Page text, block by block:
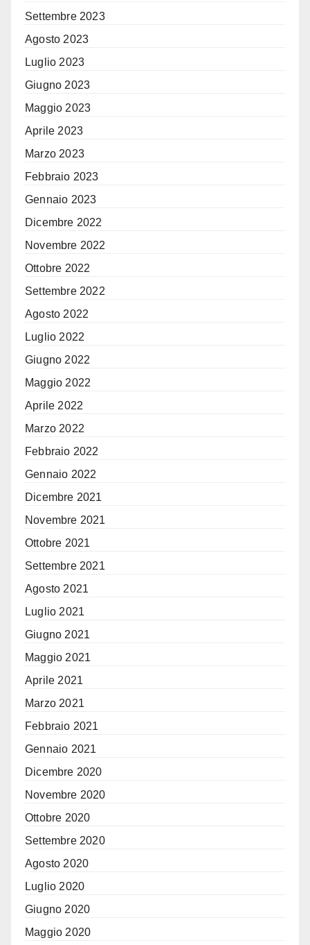
Settembre 2023
Agosto 2023
Luglio 2023
Giugno 2023
Maggio 2023
Aprile 2023
Marzo 2023
Febbraio 2023
Gennaio 2023
Dicembre 2022
Novembre 2022
Ottobre 2022
Settembre 2022
Agosto 2022
Luglio 2022
Giugno 2022
Maggio 2022
Aprile 2022
Marzo 2022
Febbraio 2022
Gennaio 2022
Dicembre 2021
Novembre 2021
Ottobre 2021
Settembre 2021
Agosto 2021
Luglio 2021
Giugno 2021
Maggio 2021
Aprile 2021
Marzo 2021
Febbraio 2021
Gennaio 2021
Dicembre 2020
Novembre 2020
Ottobre 2020
Settembre 2020
Agosto 2020
Luglio 2020
Giugno 2020
Maggio 2020